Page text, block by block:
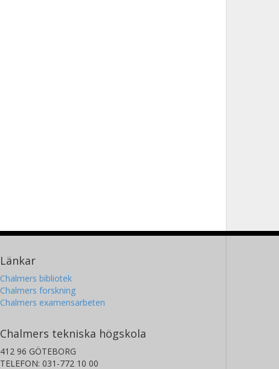
Länkar
Chalmers bibliotek
Chalmers forskning
Chalmers examensarbeten
Chalmers tekniska högskola
412 96 GÖTEBORG
TELEFON: 031-772 10 00